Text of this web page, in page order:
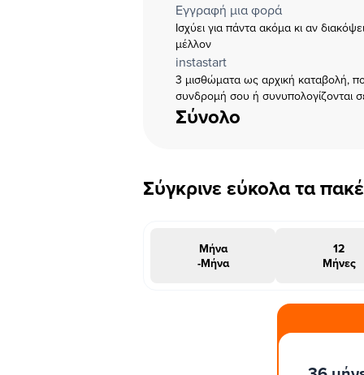
Εγγραφή μια φορά
Ισχύει για πάντα ακόμα κι αν
μέλλον
instastart
3 μισθώματα ως αρχική καταβολή,
συνδρομή σου ή συνυπολογίζονται
Σύνολο
Σύγκρινε εύκολα τα
Μήνα
-Μήνα
12
Μήνες